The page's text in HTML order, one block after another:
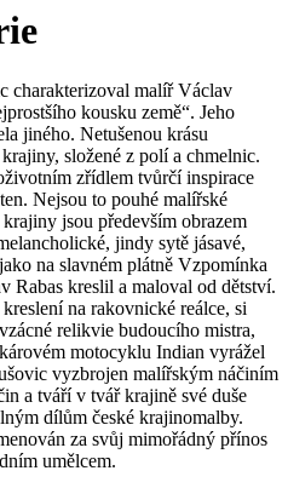
charakterizoval malíř Václav
kousku země“. Jeho
jiného. Netušenou krásu
složené z polí a chmelnic.
zřídlem tvůrčí inspirace
Nejsou to pouhé malířské
jsou především obrazem
jindy sytě jásavé,
na slavném plátně Vzpomínka
Rabas kreslil a maloval od dětství.
na rakovnické reálce, si
relikvie budoucího mistra,
motocyklu Indian vyrážel
vyzbrojen malířským náčiním
a tváří v tvář krajině své duše
dílům české krajinomalby.
za svůj mimořádný přínos
umělcem.